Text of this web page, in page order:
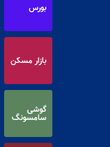
بورس
بازار مسکن
گوشی
سامسونگ